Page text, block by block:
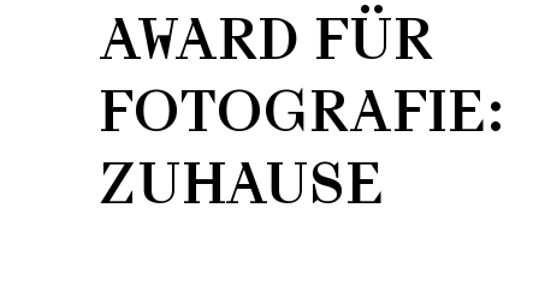
AWARD FÜR
FOTOGRAFIE:
ZUHAUSE